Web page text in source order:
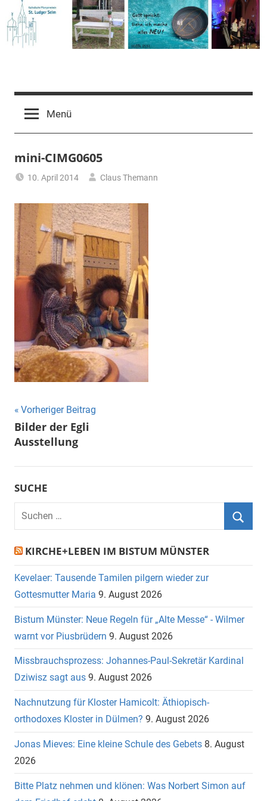
Inhalt
springen
Pfarrgemeinde
St.
Ludger
Selm
Menü
mini-CIMG0605
10. April 2014 Claus Themann
Beitragsnavigation
Vorheriger Beitrag
Bilder der Egli
Ausstellung
SUCHE
Suchen
KIRCHE+LEBEN IM BISTUM MÜNSTER
Kevelaer: Tausende Tamilen pilgern wieder zur
Gottesmutter Maria 9. August 2026
Bistum Münster: Neue Regeln für „Alte Messe“ - Wilmer
warnt vor Piusbrüdern 9. August 2026
Missbrauchsprozess: Johannes-Paul-Sekretär Kardinal
Dziwisz sagt aus 9. August 2026
Nachnutzung für Kloster Hamicolt: Äthiopisch-
orthodoxes Kloster in Dülmen? 9. August 2026
Jonas Mieves: Eine kleine Schule des Gebets 8. August
2026
Bitte Platz nehmen und klönen: Was Norbert Simon auf